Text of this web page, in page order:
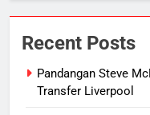
Recent Posts
Pandangan Steve
Transfer Liverpool